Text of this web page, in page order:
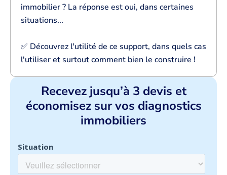
immobilier ? La réponse est oui, dans certaines
situations...
✅ Découvrez l'utilité de ce support, dans quels cas
l'utiliser et surtout comment bien le construire !
Recevez jusqu’à 3 devis et
économisez sur vos diagnostics
immobiliers